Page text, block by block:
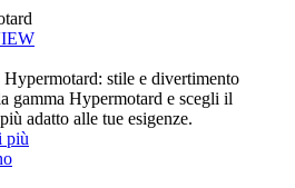
stile e divertimento
gamma Hypermotard e scegli il
adatto alle tue esigenze.
più